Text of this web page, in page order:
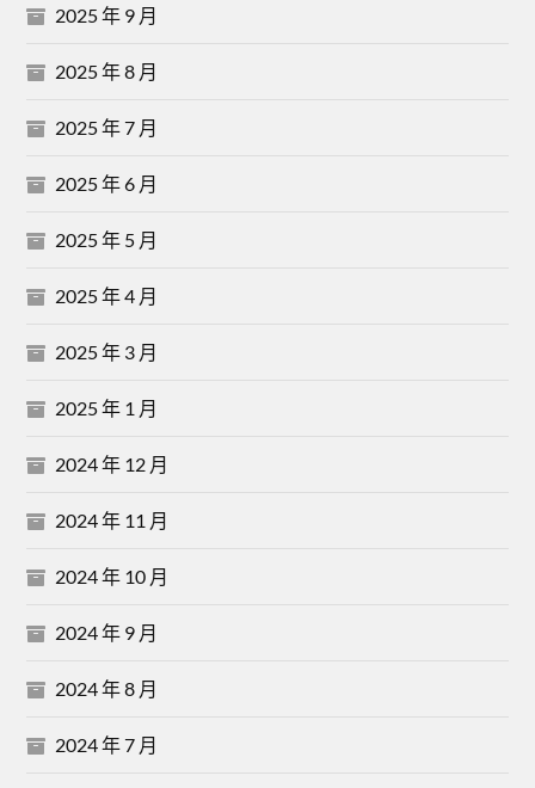
2025 年 9 月
2025 年 8 月
2025 年 7 月
2025 年 6 月
2025 年 5 月
2025 年 4 月
2025 年 3 月
2025 年 1 月
2024 年 12 月
2024 年 11 月
2024 年 10 月
2024 年 9 月
2024 年 8 月
2024 年 7 月